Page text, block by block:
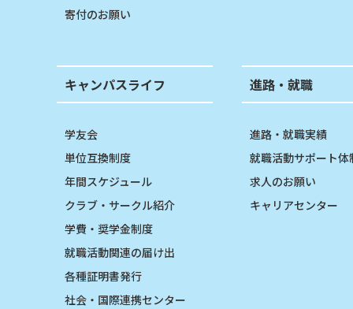
寄付のお願い
キャンパスライフ
学友会
単位互換制度
年間スケジュール
クラブ・サークル紹介
学費・奨学金制度
就職活動関連の届け出
各種証明書発行
社会・国際連携センター
進路・就職
進路・就職実績
就職活動サポート体
求人のお願い
キャリアセンター